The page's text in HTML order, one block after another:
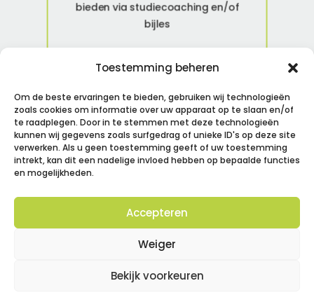
Toestemming beheren
Om de beste ervaringen te bieden, gebruiken wij technologieën
zoals cookies om informatie over uw apparaat op te slaan en/of
te raadplegen. Door in te stemmen met deze technologieën
kunnen wij gegevens zoals surfgedrag of unieke ID's op deze site
verwerken. Als u geen toestemming geeft of uw toestemming
intrekt, kan dit een nadelige invloed hebben op bepaalde functies
en mogelijkheden.
Accepteren
Weiger
Bekijk voorkeuren
bieden via studiecoaching en/of
bijles
Contacteer ons
Ons aanbod